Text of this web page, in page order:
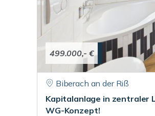
499.000,- €
Biberach an der Riß
Kapitalanlage in zentraler
WG-Konzept!